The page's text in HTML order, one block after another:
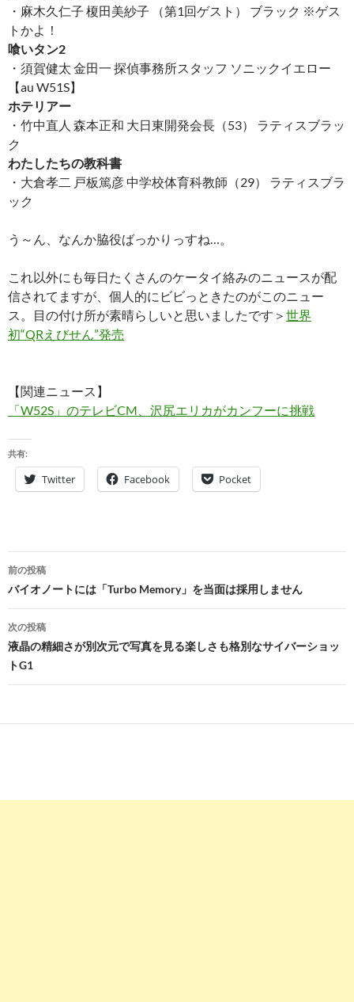
・麻木久仁子 榎田美紗子 （第1回ゲスト） ブラック ※ゲス
トかよ！
喰いタン2
・須賀健太 金田一 探偵事務所スタッフ ソニックイエロー
【au W51S】
ホテリアー
・竹中直人 森本正和 大日東開発会長（53） ラティスブラッ
ク
わたしたちの教科書
・大倉孝二 戸板篤彦 中学校体育科教師（29） ラティスブラ
ック
う～ん、なんか脇役ばっかりっすね…。
これ以外にも毎日たくさんのケータイ絡みのニュースが配
信されてますが、個人的にビビっときたのがこのニュー
ス。目の付け所が素晴らしいと思いましたです＞ 世界
初“QRえびせん”発売
【関連ニュース】
「W52S」のテレビCM、沢尻エリカがカンフーに挑戦
共有:
Twitter Facebook Pocket
投
稿
ナ
ビ
ゲ
シ
前の投稿
バイオノートには「Turbo Memory」を当面は採用しません
次の投稿
液晶の精細さが別次元で写真を見る楽しさも格別なサイバーショッ
トG1